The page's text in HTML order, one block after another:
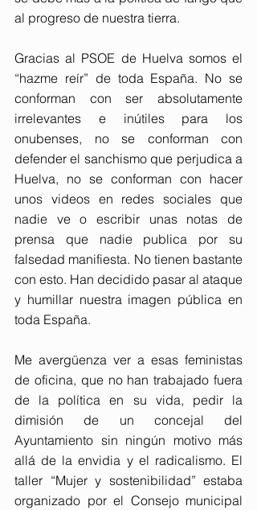
al progreso de nuestra tierra.
Gracias al PSOE de Huelva somos el
“hazme reír” de toda España. No se
conforman con ser absolutamente
irrelevantes e inútiles para los
onubenses, no se conforman con
defender el sanchismo que perjudica a
Huelva, no se conforman con hacer
unos videos en redes sociales que
nadie ve o escribir unas notas de
prensa que nadie publica por su
falsedad manifiesta. No tienen bastante
con esto. Han decidido pasar al ataque
y humillar nuestra imagen pública en
toda España.
Me avergüenza ver a esas feministas
de oficina, que no han trabajado fuera
de la política en su vida, pedir la
dimisión de un concejal del
Ayuntamiento sin ningún motivo más
allá de la envidia y el radicalismo. El
taller “Mujer y sostenibilidad” estaba
organizado por el Consejo municipal